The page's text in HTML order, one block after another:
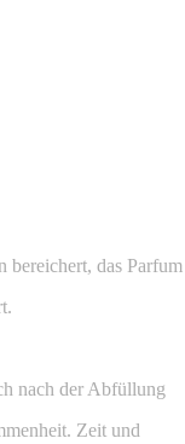
das
nach der Abfüllung
Zeit und